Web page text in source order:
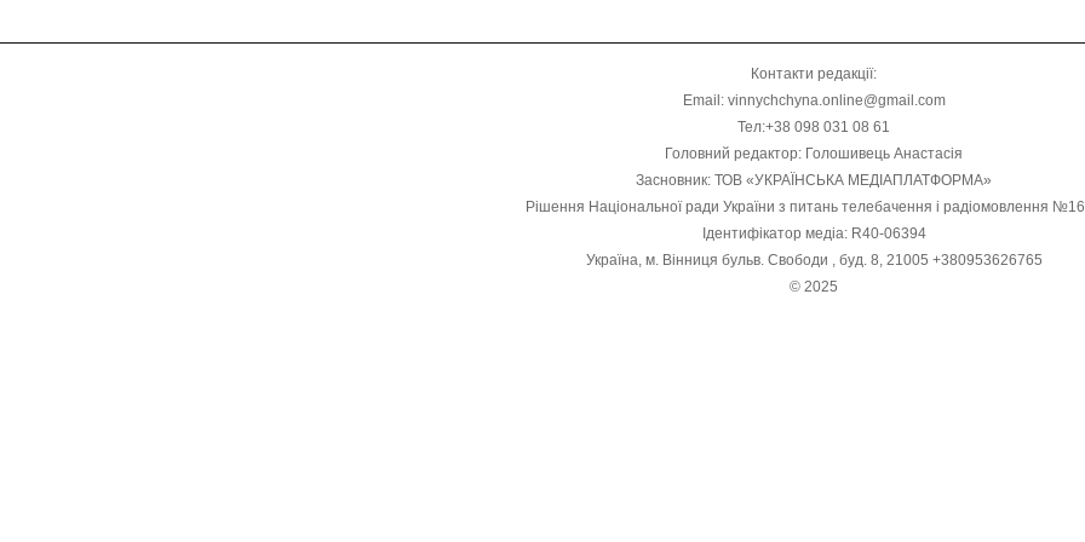
Контакти редакції:
Email: vinnychchyna.online@gmail.com
Тел:+38 098 031 08 61
Головний редактор: Голошивець Анастасія
Засновник: ТОВ «УКРАЇНСЬКА МЕДІАПЛАТФОРМА»
Рішення Національної ради України з питань телебачення і радіомовлення
Ідентифікатор медіа: R40-06394
Україна, м. Вінниця бульв. Свободи , буд. 8, 21005 +380953626765
© 2025